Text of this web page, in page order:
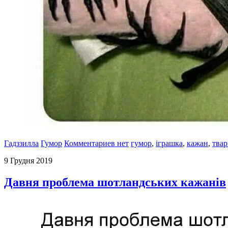
Гадззилла Гумор Комментариев нет гумор, іграшка, кажан,
9 Грудня 2019
Давня проблема шотландських кажанів